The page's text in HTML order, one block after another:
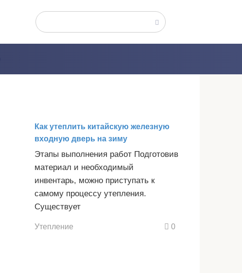
Поиск:
Как утеплить китайскую железную
входную дверь на зиму
Этапы выполнения работ Подготовив
материал и необходимый
инвентарь, можно приступать к
самому процессу утепления.
Существует
Утепление 0